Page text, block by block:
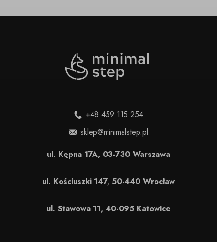
+48 459 115 254
sklep@minimalstep.pl
ul. Kępna 17A, 03-730 Warszawa
ul. Kościuszki 147, 50-440 Wrocław
ul. Stawowa 11, 40-095 Katowice